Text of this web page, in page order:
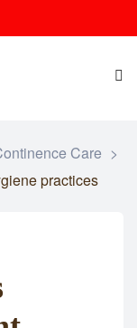
Care >
practices